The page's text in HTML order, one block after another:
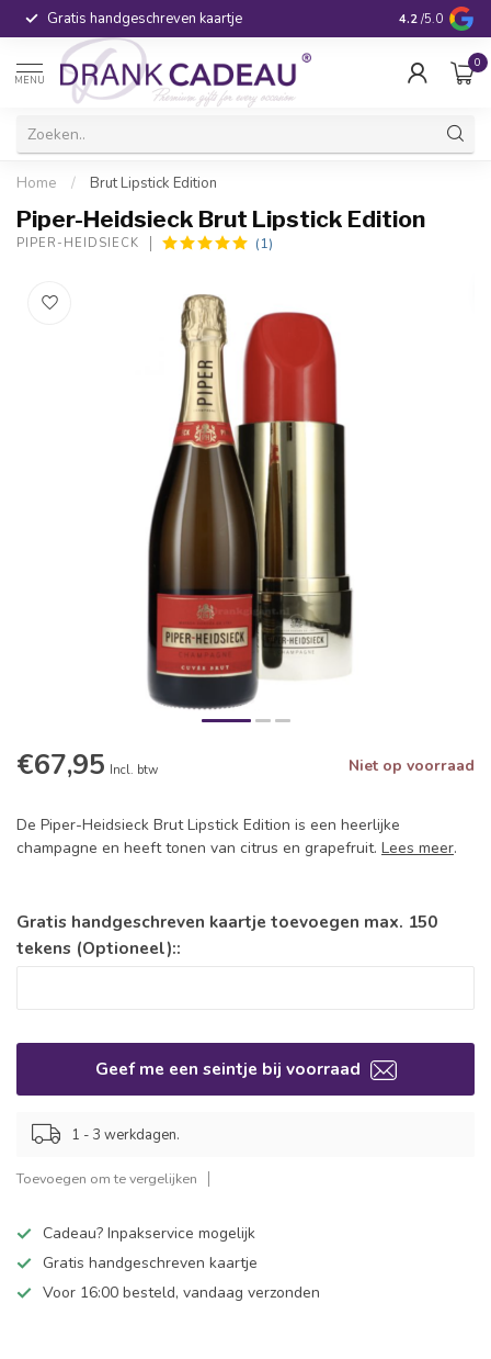
Gratis handgeschreven kaartje Voor 16:00
4.2 /5.0
MENU
0
Home / Brut Lipstick Edition
Piper-Heidsieck Brut Lipstick Edition
PIPER-HEIDSIECK (1)
€67,95 Incl. btw Niet op voorraad
De Piper-Heidsieck Brut Lipstick Edition is een heerlijke
champagne en heeft tonen van citrus en grapefruit. Lees meer.
Gratis handgeschreven kaartje toevoegen max. 150
tekens (Optioneel)::
Geef me een seintje bij voorraad
1 - 3 werkdagen.
Toevoegen om te vergelijken
Cadeau? Inpakservice mogelijk
Gratis handgeschreven kaartje
Voor 16:00 besteld, vandaag verzonden